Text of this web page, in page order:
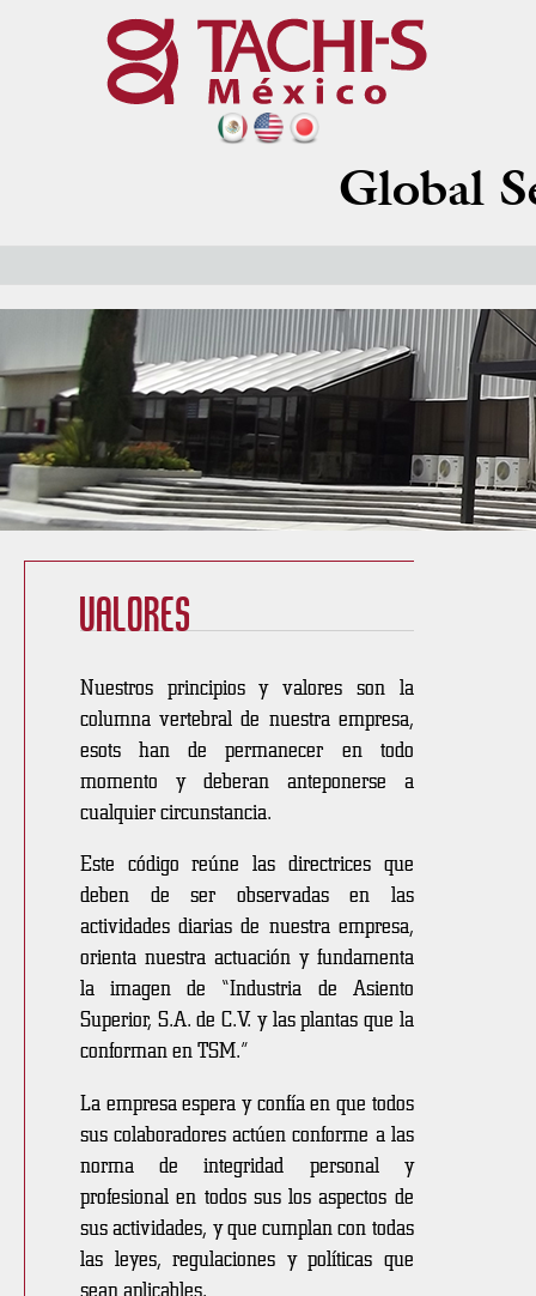
Global
Valores
Nuestros principios y valores son la
columna vertebral de nuestra empresa,
esots han de permanecer en todo
momento y deberan anteponerse a
cualquier circunstancia.
Este código reúne las directrices que
deben de ser observadas en las
actividades diarias de nuestra empresa,
orienta nuestra actuación y fundamenta
la imagen de “Industria de Asiento
Superior, S.A. de C.V. y las plantas que la
conforman en TSM.”
La empresa espera y confía en que todos
sus colaboradores actúen conforme a las
norma de integridad personal y
profesional en todos sus los aspectos de
sus actividades, y que cumplan con todas
las leyes, regulaciones y políticas que
sean aplicables.